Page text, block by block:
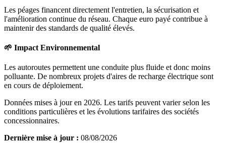
Les péages financent directement l'entretien, la sécurisation et
l'amélioration continue du réseau. Chaque euro payé contribue à
maintenir des standards de qualité élevés.
🌱 Impact Environnemental
Les autoroutes permettent une conduite plus fluide et donc moins
polluante. De nombreux projets d'aires de recharge électrique sont
en cours de déploiement.
Données mises à jour en 2026. Les tarifs peuvent varier selon les
conditions particulières et les évolutions tarifaires des sociétés
concessionnaires.
Dernière mise à jour : 08/08/2026